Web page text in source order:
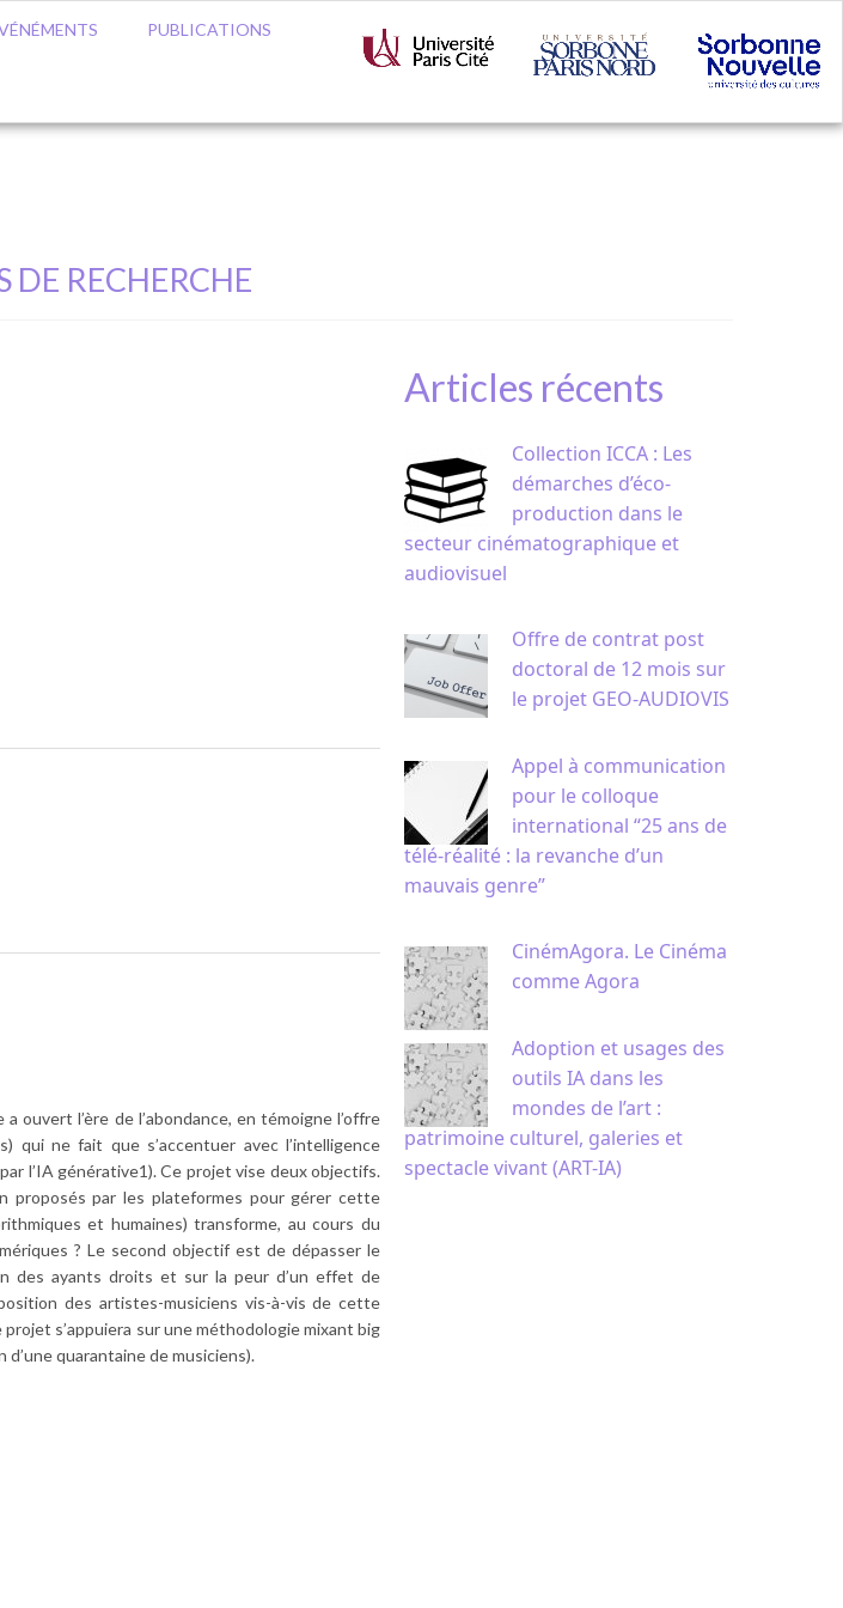
PUBLICATIONS
DE RECHERCHE
ouvert l’ère de l’abondance, en témoigne l’offre
qui ne fait que s’accentuer avec l’intelligence
l’IA générative1). Ce projet vise deux objectifs.
proposés par les plateformes pour gérer cette
et humaines) transforme, au cours du
? Le second objectif est de dépasser le
des ayants droits et sur la peur d’un effet de
des artistes-musiciens vis-à-vis de cette
s’appuiera sur une méthodologie mixant big
quarantaine de musiciens).
Articles récents
Collection ICCA : Les
démarches d’éco-
production dans le
secteur cinématographique et
audiovisuel
Offre de contrat post
doctoral de 12 mois sur
le projet GEO-AUDIOVIS
Appel à communication
pour le colloque
international “25 ans de
télé-réalité : la revanche d’un
mauvais genre”
CinémAgora. Le Cinéma
comme Agora
Adoption et usages des
outils IA dans les
mondes de l’art :
patrimoine culturel, galeries et
spectacle vivant (ART-IA)